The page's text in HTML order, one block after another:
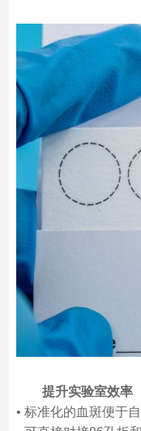
提升实验室效率
• 标准化的血斑便于